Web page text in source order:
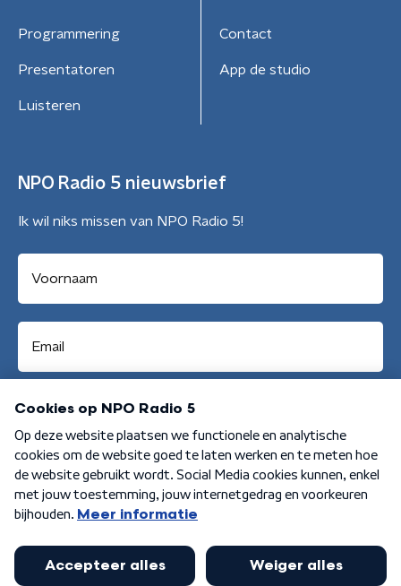
Programmering
Presentatoren
Luisteren
Contact
App de studio
NPO Radio 5 nieuwsbrief
Ik wil niks missen van NPO Radio 5!
Aanmelden
Algemene voorwaarden Privacybeleid